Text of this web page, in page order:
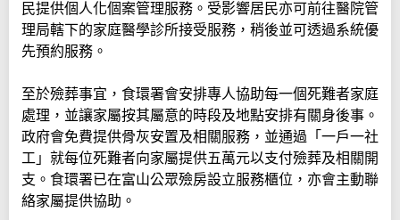
民提供個人化個案管理服務。受影響居民亦可前往醫院管
理局轄下的家庭醫學診所接受服務，稍後並可透過系統優
先預約服務。
至於殮葬事宜，食環署會安排專人協助每一個死難者家庭
處理，並讓家屬按其屬意的時段及地點安排有關身後事。
政府會免費提供骨灰安置及相關服務，並通過「一戶一社
工」就每位死難者向家屬提供五萬元以支付殮葬及相關開
支。食環署已在富山公眾殮房設立服務櫃位，亦會主動聯
絡家屬提供協助。